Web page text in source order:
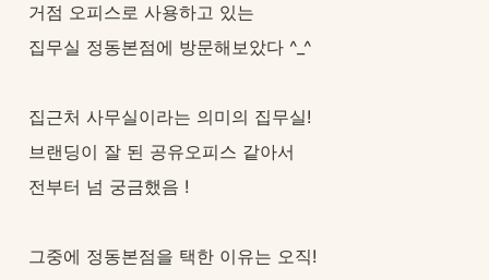
거점 오피스로 사용하고 있는
집무실 정동본점에 방문해보았다 ^_^
집근처 사무실이라는 의미의 집무실!
브랜딩이 잘 된 공유오피스 같아서
전부터 넘 궁금했음 !
그중에 정동본점을 택한 이유는 오직!